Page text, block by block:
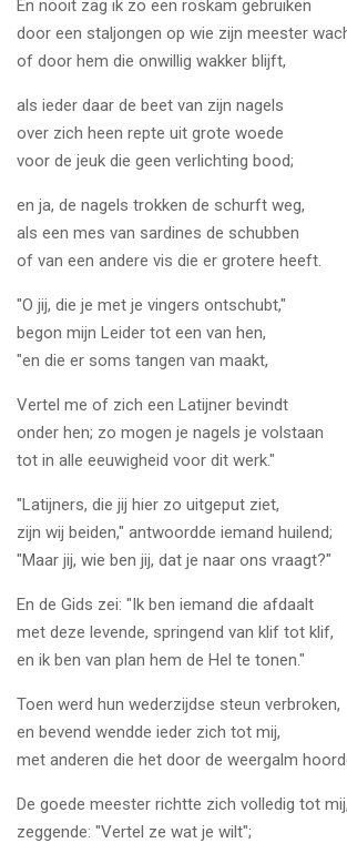
En nooit zag ik zo een roskam gebruiken
door een staljongen op wie zijn meester
of door hem die onwillig wakker blijft,
als ieder daar de beet van zijn nagels
over zich heen repte uit grote woede
voor de jeuk die geen verlichting bood;
en ja, de nagels trokken de schurft weg,
als een mes van sardines de schubben
of van een andere vis die er grotere heeft.
"O jij, die je met je vingers ontschubt,"
begon mijn Leider tot een van hen,
"en die er soms tangen van maakt,
Vertel me of zich een Latijner bevindt
onder hen; zo mogen je nagels je volstaan
tot in alle eeuwigheid voor dit werk."
"Latijners, die jij hier zo uitgeput ziet,
zijn wij beiden," antwoordde iemand huilend;
"Maar jij, wie ben jij, dat je naar ons vraagt?"
En de Gids zei: "Ik ben iemand die afdaalt
met deze levende, springend van klif tot klif,
en ik ben van plan hem de Hel te tonen."
Toen werd hun wederzijdse steun verbroken,
en bevend wendde ieder zich tot mij,
met anderen die het door de weergalm
De goede meester richtte zich volledig tot mij,
zeggende: "Vertel ze wat je wilt";